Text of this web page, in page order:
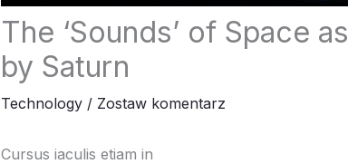
The ‘Sounds’ of Space
by Saturn
Technology/ Zostaw komentarz
Cursus iaculis etiam in